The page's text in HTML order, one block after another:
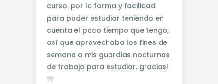
curso. por la forma y facilidad
para poder estudiar teniendo en
cuenta el poco tiempo que tengo,
así que aprovechaba los fines de
semana o mis guardias nocturnas
de trabajo para estudiar. gracias!